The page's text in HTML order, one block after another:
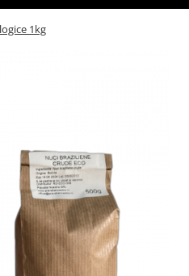
1kg